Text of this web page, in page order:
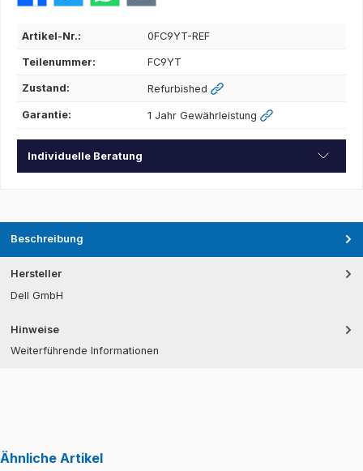
Artikel-Nr.: 0FC9YT-REF
Teilenummer: FC9YT
Zustand: Refurbished
Garantie: 1 Jahr Gewährleistung
Individuelle Beratung
Beschreibung
Hersteller
Dell GmbH
Hinweise
Weiterführende Informationen
Ähnliche Artikel